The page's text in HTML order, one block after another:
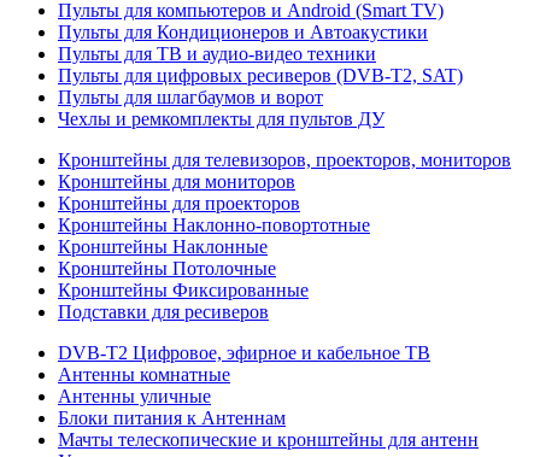
Пульты для компьютеров и Android (Smart TV)
Пульты для Кондиционеров и Автоакустики
Пульты для ТВ и аудио-видео техники
Пульты для цифровых ресиверов (DVB-T2, SAT)
Пульты для шлагбаумов и ворот
Чехлы и ремкомплекты для пультов ДУ
Кронштейны для телевизоров, проекторов, мониторов
Кронштейны для мониторов
Кронштейны для проекторов
Кронштейны Наклонно-повортотные
Кронштейны Наклонные
Кронштейны Потолочные
Кронштейны Фиксированные
Подставки для ресиверов
DVB-T2 Цифровое, эфирное и кабельное ТВ
Антенны комнатные
Антенны уличные
Блоки питания к Антеннам
Мачты телескопические и кронштейны для антенн